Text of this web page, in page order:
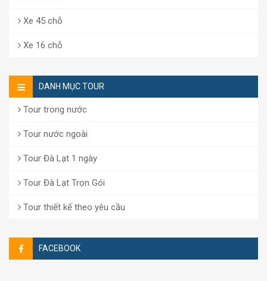
Xe 45 chỗ
Xe 16 chỗ
DANH MỤC TOUR
Tour trong nước
Tour nước ngoài
Tour Đà Lạt 1 ngày
Tour Đà Lạt Trọn Gói
Tour thiết kế theo yêu cầu
FACEBOOK